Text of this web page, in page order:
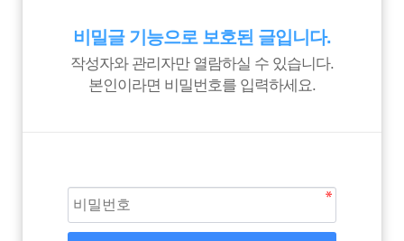
비밀글 기능으로 보호된 글입니다.
작성자와 관리자만 열람하실 수 있습니다.
본인이라면 비밀번호를 입력하세요.